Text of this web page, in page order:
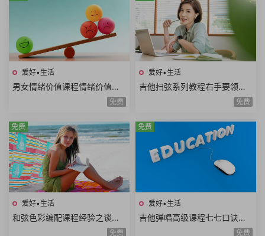
爱好•生活
男女情绪价值课程情绪价值需
求情绪价值类型情绪价值实例
免费
爱好•生活
吉他扫弦系列教程右手要领变
速练习右手切音左手切音组合
免费
爱好•生活
和弦色彩编配课程经验之谈伴
奏方法高级和弦编曲解析扒谱
免费
免费
爱好•生活
吉他弹唱高级课程七七口诀音
程推算简谱视唱和弦构成音阶
免费
免费